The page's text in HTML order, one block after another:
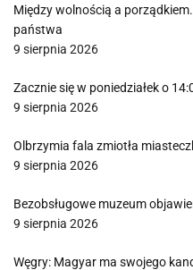
Między wolnością a
państwa
9 sierpnia 2026
Zacznie się w poniedziałek o
9 sierpnia 2026
Olbrzymia fala zmiotła
9 sierpnia 2026
Bezobsługowe muzeum
9 sierpnia 2026
Węgry: Magyar ma swojego